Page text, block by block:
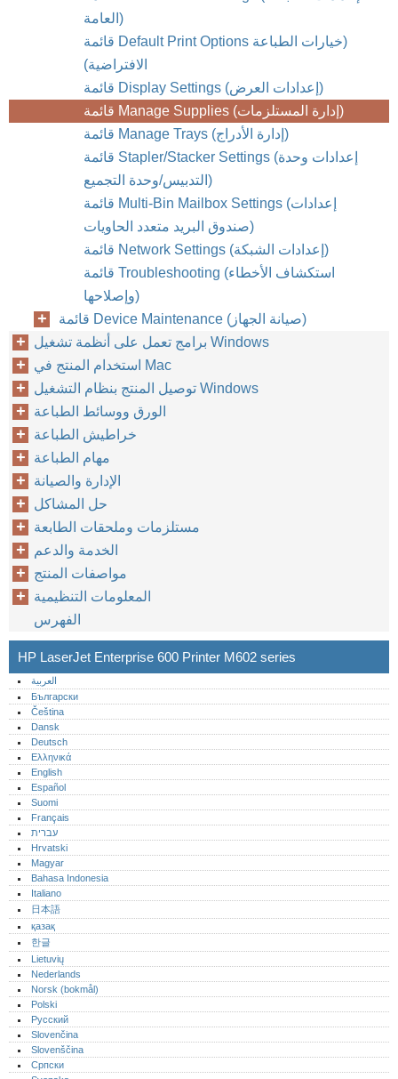
العامة)
قائمة Default Print Options ‏(خيارات الطباعة
الافتراضية)
قائمة Display Settings (إعدادات العرض)
قائمة Manage Supplies ‏(إدارة المستلزمات)
قائمة Manage Trays (إدارة الأدراج)
قائمة Stapler/Stacker Settings (إعدادات وحدة
التدبيس/وحدة التجميع)
قائمة Multi-Bin Mailbox Settings (إعدادات
صندوق البريد متعدد الحاويات)
قائمة Network Settings (إعدادات الشبكة)
قائمة Troubleshooting (استكشاف الأخطاء
وإصلاحها)
قائمة Device Maintenance (صيانة الجهاز)
برامج تعمل على أنظمة تشغيل Windows
استخدام المنتج في Mac
توصيل المنتج بنظام التشغيل Windows
الورق ووسائط الطباعة
خراطيش الطباعة
مهام الطباعة
الإدارة والصيانة
حل المشاكل
مستلزمات وملحقات الطابعة
الخدمة والدعم
مواصفات المنتج
المعلومات التنظيمية
الفهرس
HP LaserJet Enterprise 600 Printer M602 series
العربية
Български
Čeština
Dansk
Deutsch
Ελληνικά
English
Español
Suomi
Français
עברית
Hrvatski
Magyar
Bahasa Indonesia
Italiano
日本語
қазақ
한글
Lietuvių
Nederlands
Norsk (bokmål)‎
Polski
Русский
Slovenčina
Slovenščina
Српски